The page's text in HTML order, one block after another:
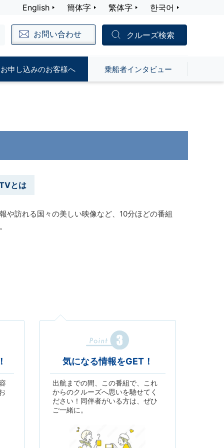
English 簡体字 繁体字 한국어
お問い合わせ クルーズ検索
お申し込みのお客様へ 乗船者インタビュー
とは
や訪れる国々の美しい映像など、10分ほどの番組
気になる情報をGET！
出航までの間、この番組で、これ
からのクルーズへ思いを馳せてく
ださい！同伴者がいる方は、ぜひ
ご一緒に。